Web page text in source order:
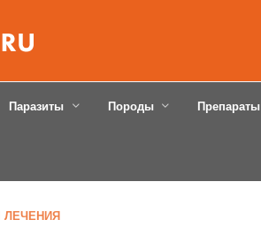
Паразиты Породы Препараты